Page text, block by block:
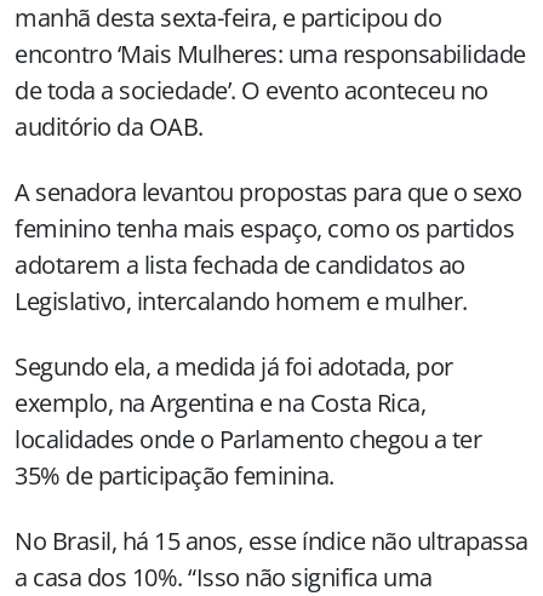
manhã desta sexta-feira, e participou do
encontro ‘Mais Mulheres: uma responsabilidade
de toda a sociedade’. O evento aconteceu no
auditório da OAB.
A senadora levantou propostas para que o sexo
feminino tenha mais espaço, como os partidos
adotarem a lista fechada de candidatos ao
Legislativo, intercalando homem e mulher.
Segundo ela, a medida já foi adotada, por
exemplo, na Argentina e na Costa Rica,
localidades onde o Parlamento chegou a ter
35% de participação feminina.
No Brasil, há 15 anos, esse índice não ultrapassa
a casa dos 10%. “Isso não significa uma